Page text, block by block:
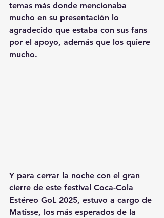
temas más donde mencionaba
mucho en su presentación lo
agradecido que estaba con sus fans
por el apoyo, además que los quiere
mucho.
Y para cerrar la noche con el gran
cierre de este festival Coca-Cola
Estéreo GoL 2025, estuvo a cargo de
Matisse, los más esperados de la